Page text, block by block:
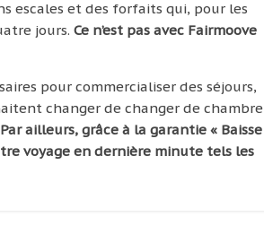
escales et des forfaits qui, pour les
jours. Ce n’est pas avec Fairmoove
pour commercialiser des séjours,
changer de changer de chambre
Par ailleurs, grâce à la garantie « Baisse
voyage en dernière minute tels les